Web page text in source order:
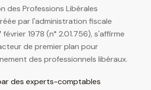
des Professions Libérales
par l'administration fiscale
1978 (n° 2.01.756), s'affirme
de premier plan pour
des professionnels libéraux.
des experts-comptables